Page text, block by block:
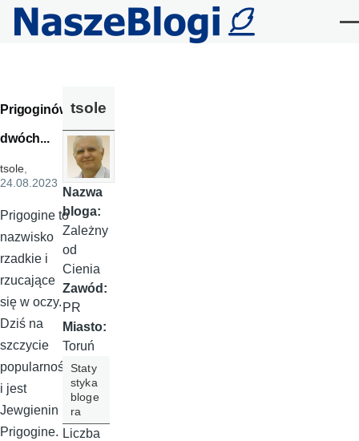
Przejdź do treści
Prigoginów
dwóch...
tsole,
24.08.2023
Prigogine to
nazwisko
rzadkie i
rzucające
się w oczy.
Dziś na
szczycie
popularnośc
i jest
Jewgienin
Prigogine.
tsole
Nazwa
bloga:
Zależny
od
Cienia
Zawód:
PR
Miasto:
Toruń
Staty
styka
bloge
ra
Liczba